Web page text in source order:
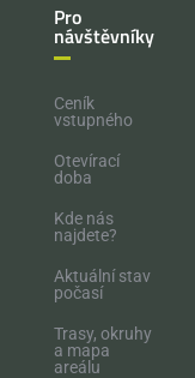
Pro
návštěvníky
Ceník
vstupného
Otevírací
doba
Kde nás
najdete?
Aktuální stav
počasí
Trasy, okruhy
a mapa
areálu